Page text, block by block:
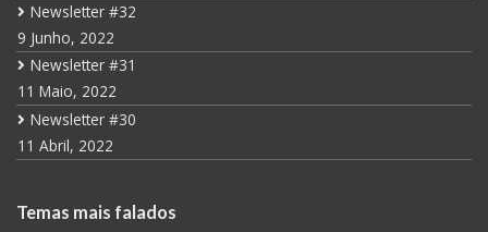
Newsletter #32
9 Junho, 2022
Newsletter #31
11 Maio, 2022
Newsletter #30
11 Abril, 2022
Temas mais falados